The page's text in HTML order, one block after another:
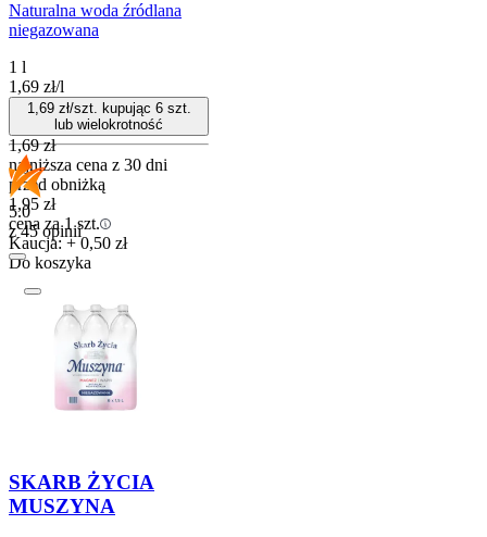
Naturalna woda źródlana
niegazowana
1 l
1,69 zł/l
1,69zł/szt. kupując 6szt.
lub wielokrotność
1,69 zł
najniższa cena z 30 dni
przed obniżką
1,95 zł
cena za 1 szt.
Kaucja: + 0,50 zł
Do koszyka
5.0
z 45 opinii
SKARB ŻYCIA
MUSZYNA